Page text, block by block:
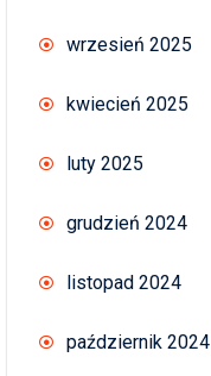
wrzesień 2025
kwiecień 2025
luty 2025
grudzień 2024
listopad 2024
październik 2024